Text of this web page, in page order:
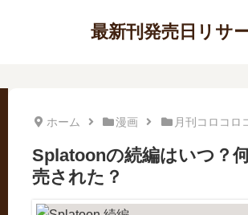
最新刊発売日リサ
ホーム 漫画 月刊コロコロ
Splatoonの続編はいつ？
売された？